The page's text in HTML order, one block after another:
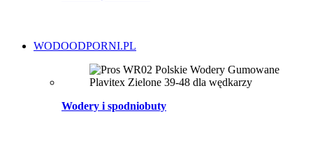
WODOODPORNI.PL
Wodery i spodniobuty